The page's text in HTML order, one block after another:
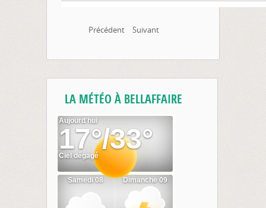
Précédent Suivant
LA MÉTÉO À BELLAFFAIRE